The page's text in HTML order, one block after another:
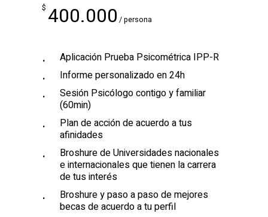
$ 400.000 / persona
Aplicación Prueba Psicométrica IPP-R
Informe personalizado en 24h
Sesión Psicólogo contigo y familiar
(60min)
Plan de acción de acuerdo a tus
afinidades
Broshure de Universidades nacionales
e internacionales que tienen la carrera
de tus interés
Broshure y paso a paso de mejores
becas de acuerdo a tu perfil